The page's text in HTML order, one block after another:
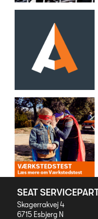
SEAT
Skagerrakvej 4
6715 Esbjerg N